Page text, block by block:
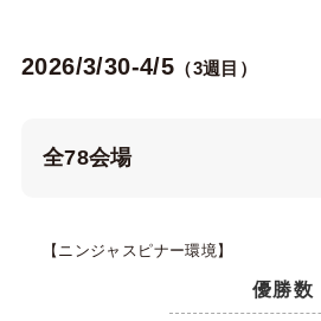
2026/3/30-4/5 （3週目）
全78会場
【ニンジャスピナー環境】
優勝数